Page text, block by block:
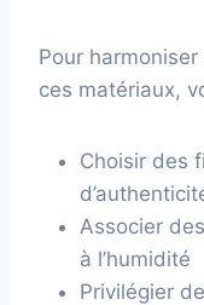
Pour
ces matériaux,
Choisir des
Associer
à l’humidité
Privilégier